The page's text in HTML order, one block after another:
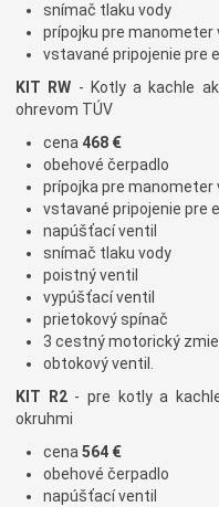
snímač tlaku vody
prípojku pre manometer
vstavané pripojenie pre
KIT RW - Kotly a kachle
ohrevom TÚV
cena 468 €
obehové čerpadlo
prípojka pre manometer
vstavané pripojenie pre
napúšťací ventil
snímač tlaku vody
poistný ventil
vypúšťací ventil
prietokový spínač
3 cestný motorický
obtokový ventil.
KIT R2- pre kotly a
okruhmi
cena564 €
obehové čerpadlo
napúšťací ventil